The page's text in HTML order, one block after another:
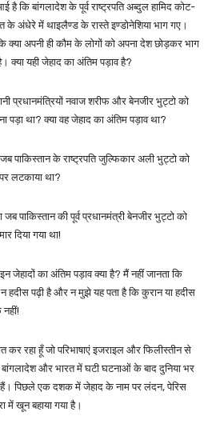
है कि बांगलादेश के पूर्व राष्ट्रपति अब्दुल हामिद कोट-
के अंधेरे में थाइलैण्ड के रास्ते इण्डोनेशिया भाग गए।
क्या अपनी ही कौम के लोगों को अपना देश छोड़कर भाग
क्या यही जेहाद का अंतिम पड़ाव है?
प्रधानमंत्रियों नवाज शरीफ और बेनजीर भुट्टो को
पड़ा था? क्या वह जेहाद का अंतिम पड़ाव था?
पाकिस्तान के राष्ट्रपति जुल्फिकार अली भुट्टो को
लटकाया था?
पाकिस्तान की पूर्व प्रधानमंत्री बेनजीर भुट्टो को
दिया गया था!
जेहादों का अंतिम पड़ाव क्या है? मैं नहीं जानता कि
हदीस पढ़ी है और न मुझे यह पता है कि कुरान या हदीस
नहीं!
कर रहा हूँ जो परिभाषाएं इजराइल और फिलीस्तीन से
और भारत में घटी घटनाओं के बाद दुनिया भर
हैं। पिछले एक दशक में जेहाद के नाम पर लंदन, पेरिस
में खून बहाया गया है।